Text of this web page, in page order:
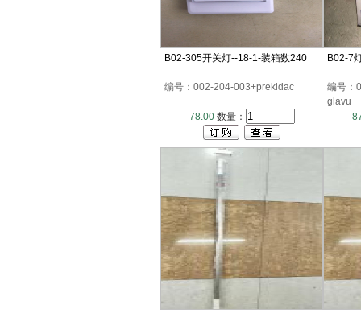
B02-305开关灯--18-1-装箱数240
编号：002-204-003+prekidac
78.00数量：
B02-7
编号：
glavu